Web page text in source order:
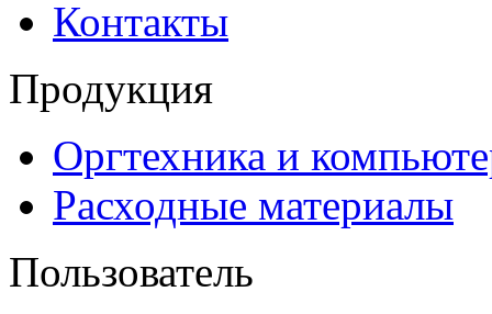
Контакты
Продукция
Оргтехника и
Расходные материалы
Пользователь